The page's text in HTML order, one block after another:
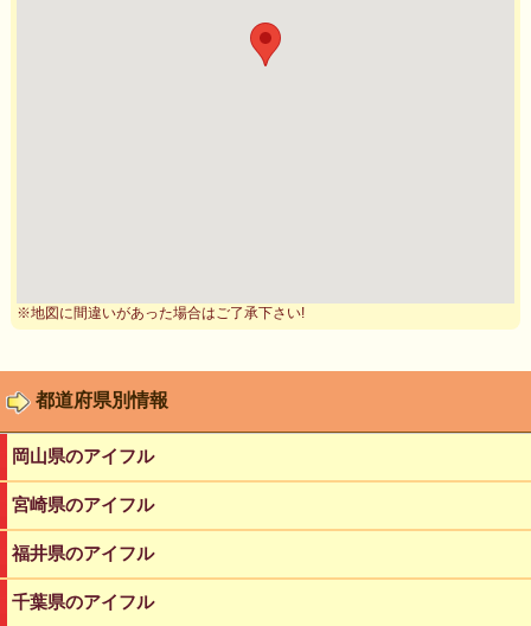
※地図に間違いがあった場合はご了承下さい!
都道府県別情報
岡山県のアイフル
宮崎県のアイフル
福井県のアイフル
千葉県のアイフル